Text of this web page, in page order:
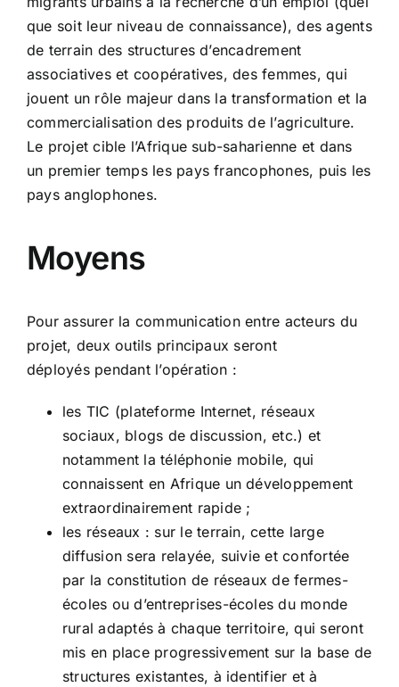
que soit leur niveau de connaissance), des agents
de terrain des structures d’encadrement
associatives et coopératives, des femmes, qui
jouent un rôle majeur dans la transformation et la
commercialisation des produits de l’agriculture.
Le projet cible l’Afrique sub-saharienne et dans
un premier temps les pays francophones, puis les
pays anglophones.
Moyens
Pour assurer la communication entre acteurs du
projet, deux outils principaux seront
déployés pendant l’opération :
les TIC (plateforme Internet, réseaux
sociaux, blogs de discussion, etc.) et
notamment la téléphonie mobile, qui
connaissent en Afrique un développement
extraordinairement rapide ;
les réseaux : sur le terrain, cette large
diffusion sera relayée, suivie et confortée
par la constitution de réseaux de fermes-
écoles ou d’entreprises-écoles du monde
rural adaptés à chaque territoire, qui seront
mis en place progressivement sur la base de
structures existantes, à identifier et à